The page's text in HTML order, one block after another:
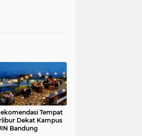
Tempat
Dekat Kampus
Bandung